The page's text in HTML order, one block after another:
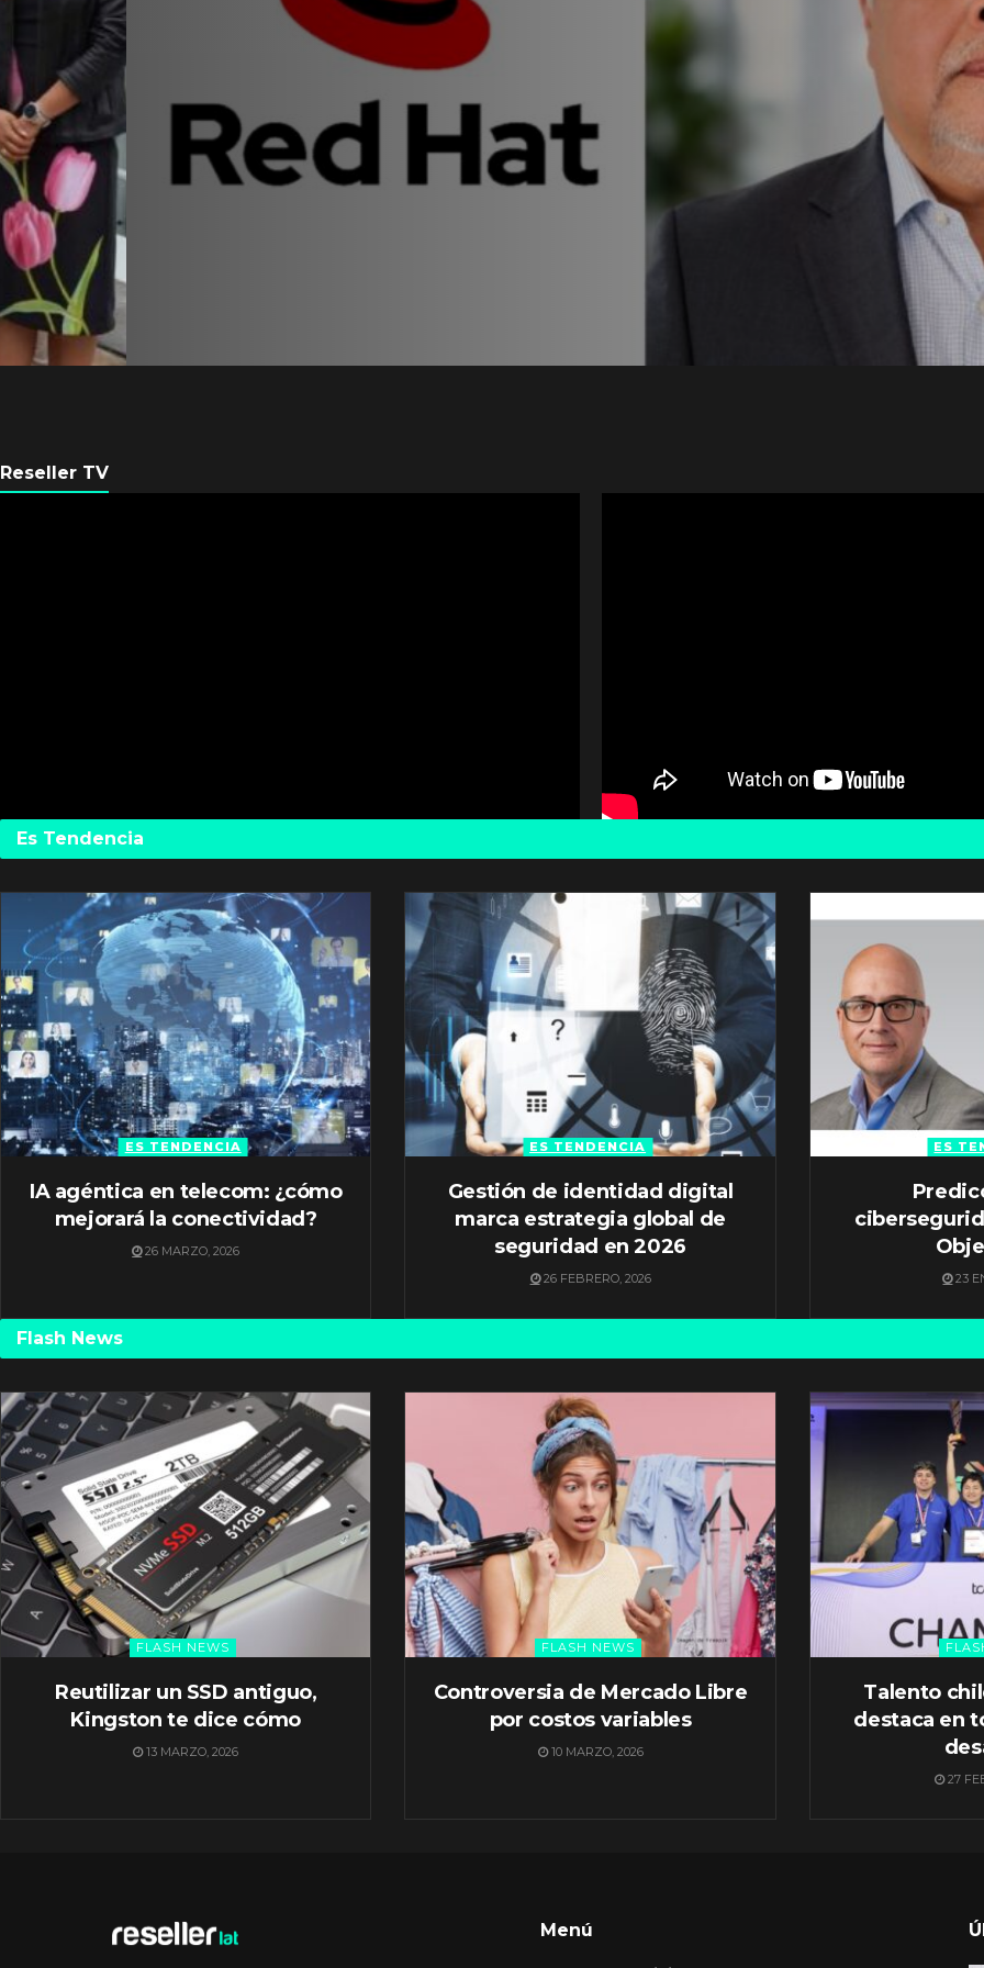
Equipo de Red Hat en
Latam se consolida con
Sinuhé Sánchez
POR REDACCIÓN LATAM 4 AGOSTO, 2026
Reseller TV
Es Tendencia
ES TENDENCIA
IA agéntica en telecom: ¿cómo
mejorará la conectividad?
26 MARZO, 2026
ES TENDENCIA
Gestión de identidad digital
marca estrategia global de
seguridad en 2026
26 FEBRERO, 2026
ES
23
Flash News
FLASH NEWS
Reutilizar un SSD antiguo,
Kingston te dice cómo
13 MARZO, 2026
FLASH NEWS
Controversia de Mercado Libre
por costos variables
10 MARZO, 2026
Talento
destaca en
27
Menú